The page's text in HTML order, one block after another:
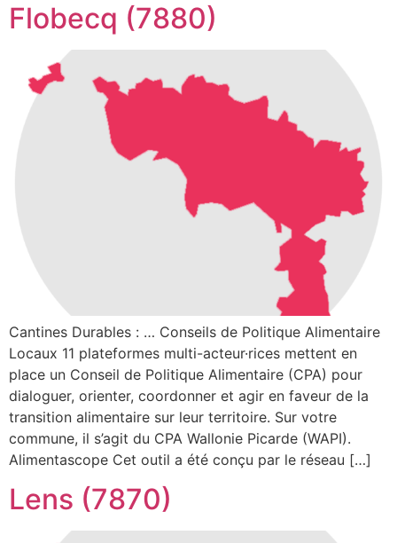
Flobecq (7880)
Cantines Durables : … Conseils de Politique Alimentaire
Locaux 11 plateformes multi-acteur·rices mettent en
place un Conseil de Politique Alimentaire (CPA) pour
dialoguer, orienter, coordonner et agir en faveur de la
transition alimentaire sur leur territoire. Sur votre
commune, il s’agit du CPA Wallonie Picarde (WAPI).
Alimentascope Cet outil a été conçu par le réseau […]
Lens (7870)